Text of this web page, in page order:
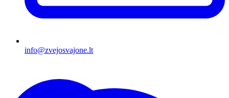
info@zvejosvajone.lt